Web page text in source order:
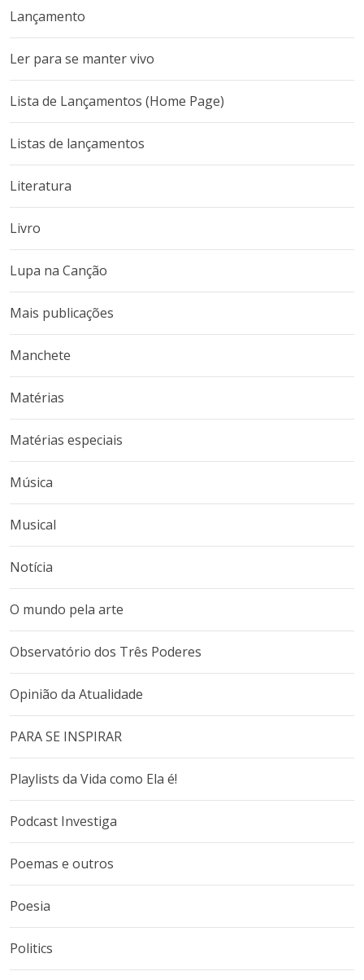
Lançamento
Ler para se manter vivo
Lista de Lançamentos (Home Page)
Listas de lançamentos
Literatura
Livro
Lupa na Canção
Mais publicações
Manchete
Matérias
Matérias especiais
Música
Musical
Notícia
O mundo pela arte
Observatório dos Três Poderes
Opinião da Atualidade
PARA SE INSPIRAR
Playlists da Vida como Ela é!
Podcast Investiga
Poemas e outros
Poesia
Politics